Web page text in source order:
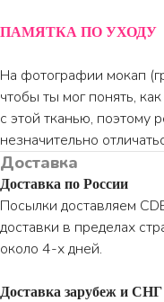
ПАМЯТКА ПО УХОДУ
На фотографии мокап
чтобы ты мог понять,
с этой тканью, поэтому
незначительно
Доставка
Доставка по России
Посылки доставляем
доставки в пределах
около 4-х дней.
Доставка зарубеж и СНГ